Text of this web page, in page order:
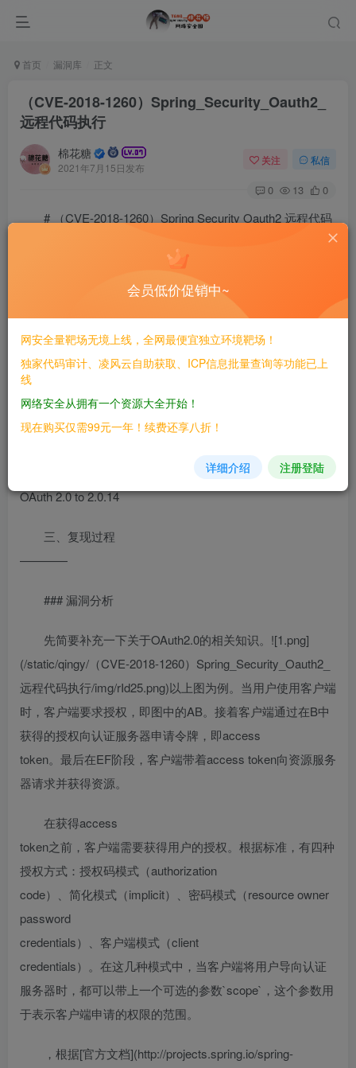
首页 漏洞库 正文
（CVE-2018-1260）Spring_Security_Oauth2_
远程代码执行
棉花糖
2021年7月15日发布
关注 私信
0 13 0
# （CVE-2018-1260）Spring Security Oauth2 远程代码
一、漏洞简介
————
————
2.2 to 2.2.1Spring Security OAuth 2.1 to 2.1.1Spring Security
OAuth 2.0 to 2.0.14
三、复现过程
————
### 漏洞分析
先简要补充一下关于OAuth2.0的相关知识。![1.png]
(/static/qingy/（CVE-2018-1260）Spring_Security_Oauth2_
远程代码执行/img/rId25.png)以上图为例。当用户使用客户端
时，客户端要求授权，即图中的AB。接着客户端通过在B中
获得的授权向认证服务器申请令牌，即access
token。最后在EF阶段，客户端带着access token向资源服务
器请求并获得资源。
在获得access
token之前，客户端需要获得用户的授权。根据标准，有四种
授权方式：授权码模式（authorization
code）、简化模式（implicit）、密码模式（resource owner
password
credentials）、客户端模式（client
credentials）。在这几种模式中，当客户端将用户导向认证
服务器时，都可以带上一个可选的参数`scope`，这个参数用
于表示客户端申请的权限的范围。
，根据[官方文档](http://projects.spring.io/spring-
会员低价促销中~
网安全量靶场无境上线，全网最便宜独立环境靶场！
独家代码审计、凌风云自助获取、ICP信息批量查询等功能已上
线
网络安全从拥有一个资源大全开始！
现在购买仅需99元一年！续费还享八折！
详细介绍 注册登陆